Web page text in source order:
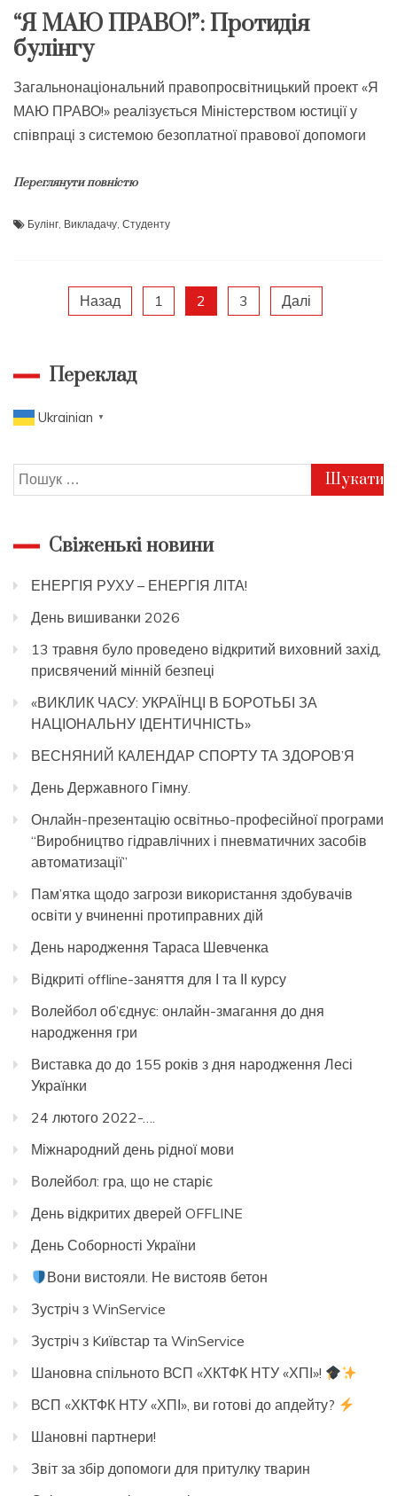
“Я МАЮ ПРАВО!”: Протидія
булінгу
Загальнонаціональний правопросвітницький проект «Я
МАЮ ПРАВО!» реалізується Міністерством юстиції у
співпраці з системою безоплатної правової допомоги
Переглянути повністю
Булінг Викладачу Студенту
Пагінація
записів
Назад 1 2 3 Далі
Переклад
Ukrainian ▼
Пошук:
Свіженькі новини
ЕНЕРГІЯ РУХУ – ЕНЕРГІЯ ЛІТА!
День вишиванки 2026
13 травня було проведено відкритий виховний захід,
присвячений мінній безпеці
«ВИКЛИК ЧАСУ: УКРАЇНЦІ В БОРОТЬБІ ЗА
НАЦІОНАЛЬНУ ІДЕНТИЧНІСТЬ»
ВЕСНЯНИЙ КАЛЕНДАР СПОРТУ ТА ЗДОРОВ’Я
День Державного Гімну.
Онлайн-презентацію освітньо-професійної програми
“Виробництво гідравлічних і пневматичних засобів
автоматизації”
Пам’ятка щодо загрози використання здобувачів
освіти у вчиненні протиправних дій
День народження Тараса Шевченка
Відкриті offline-заняття для І та ІІ курсу
Волейбол об’єднує: онлайн-змагання до дня
народження гри
Виставка до до 155 років з дня народження Лесі
Українки
24 лютого 2022-….
Міжнародний день рідної мови
Волейбол: гра, що не старіє
День відкритих дверей OFFLINE
День Соборності України
Вони вистояли. Не вистояв бетон
Зустріч з WinService
Зустріч з Kиївстар та WinService
Шановна спільното ВСП «ХКТФК НТУ «ХПІ»!
ВСП «ХКТФК НТУ «ХПІ», ви готові до апдейту?
Шановні партнери!
Звіт за збір допомоги для притулку тварин